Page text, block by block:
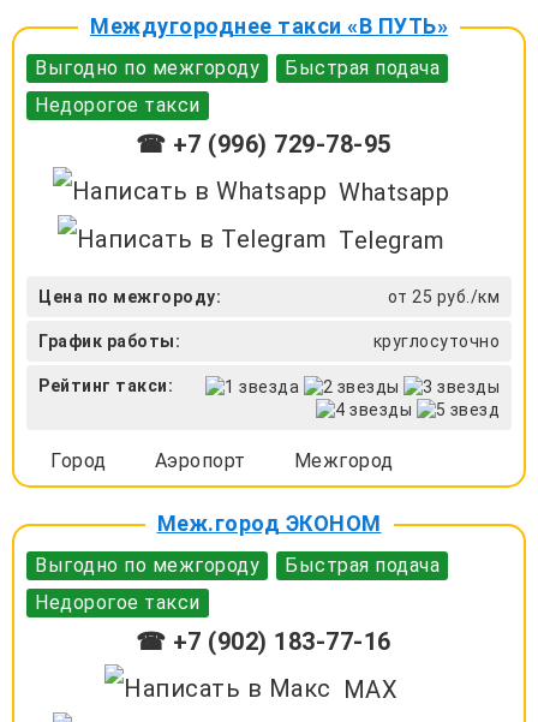
Междугороднее такси «В ПУТЬ»
Выгодно по межгороду
Быстрая подача
Недорогое такси
☎ +7 (996) 729-78-95
Whatsapp
Telegram
Цена по межгороду: от 25 руб./км
График работы: круглосуточно
Рейтинг такси:
Город Аэропорт Межгород
Меж.город ЭКОНОМ
Выгодно по межгороду
Быстрая подача
Недорогое такси
☎ +7 (902) 183-77-16
MAX